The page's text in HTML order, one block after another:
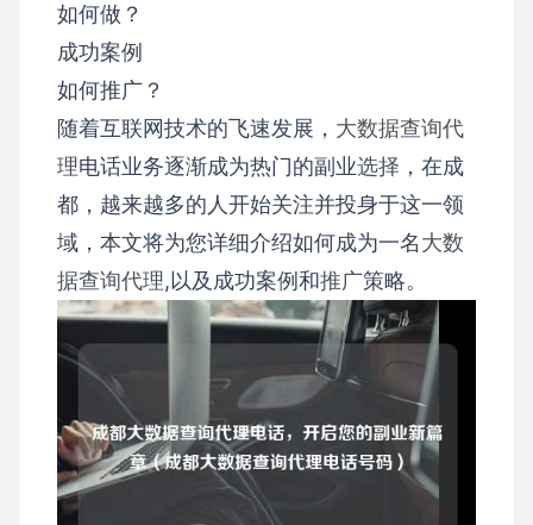
如何做？
成功案例
如何推广？
随着互联网技术的飞速发展， 大数据查询代
理电话业务逐渐成为热门的副业选择 ，在成
都，越来越多的人开始关注并投身于这一领
域，本文将为您详细介绍如何成为一名大数
据查询代理,以及成功案例和推广策略。